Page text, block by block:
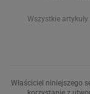
Wszystkie artykuły
Właściciel niniejszego